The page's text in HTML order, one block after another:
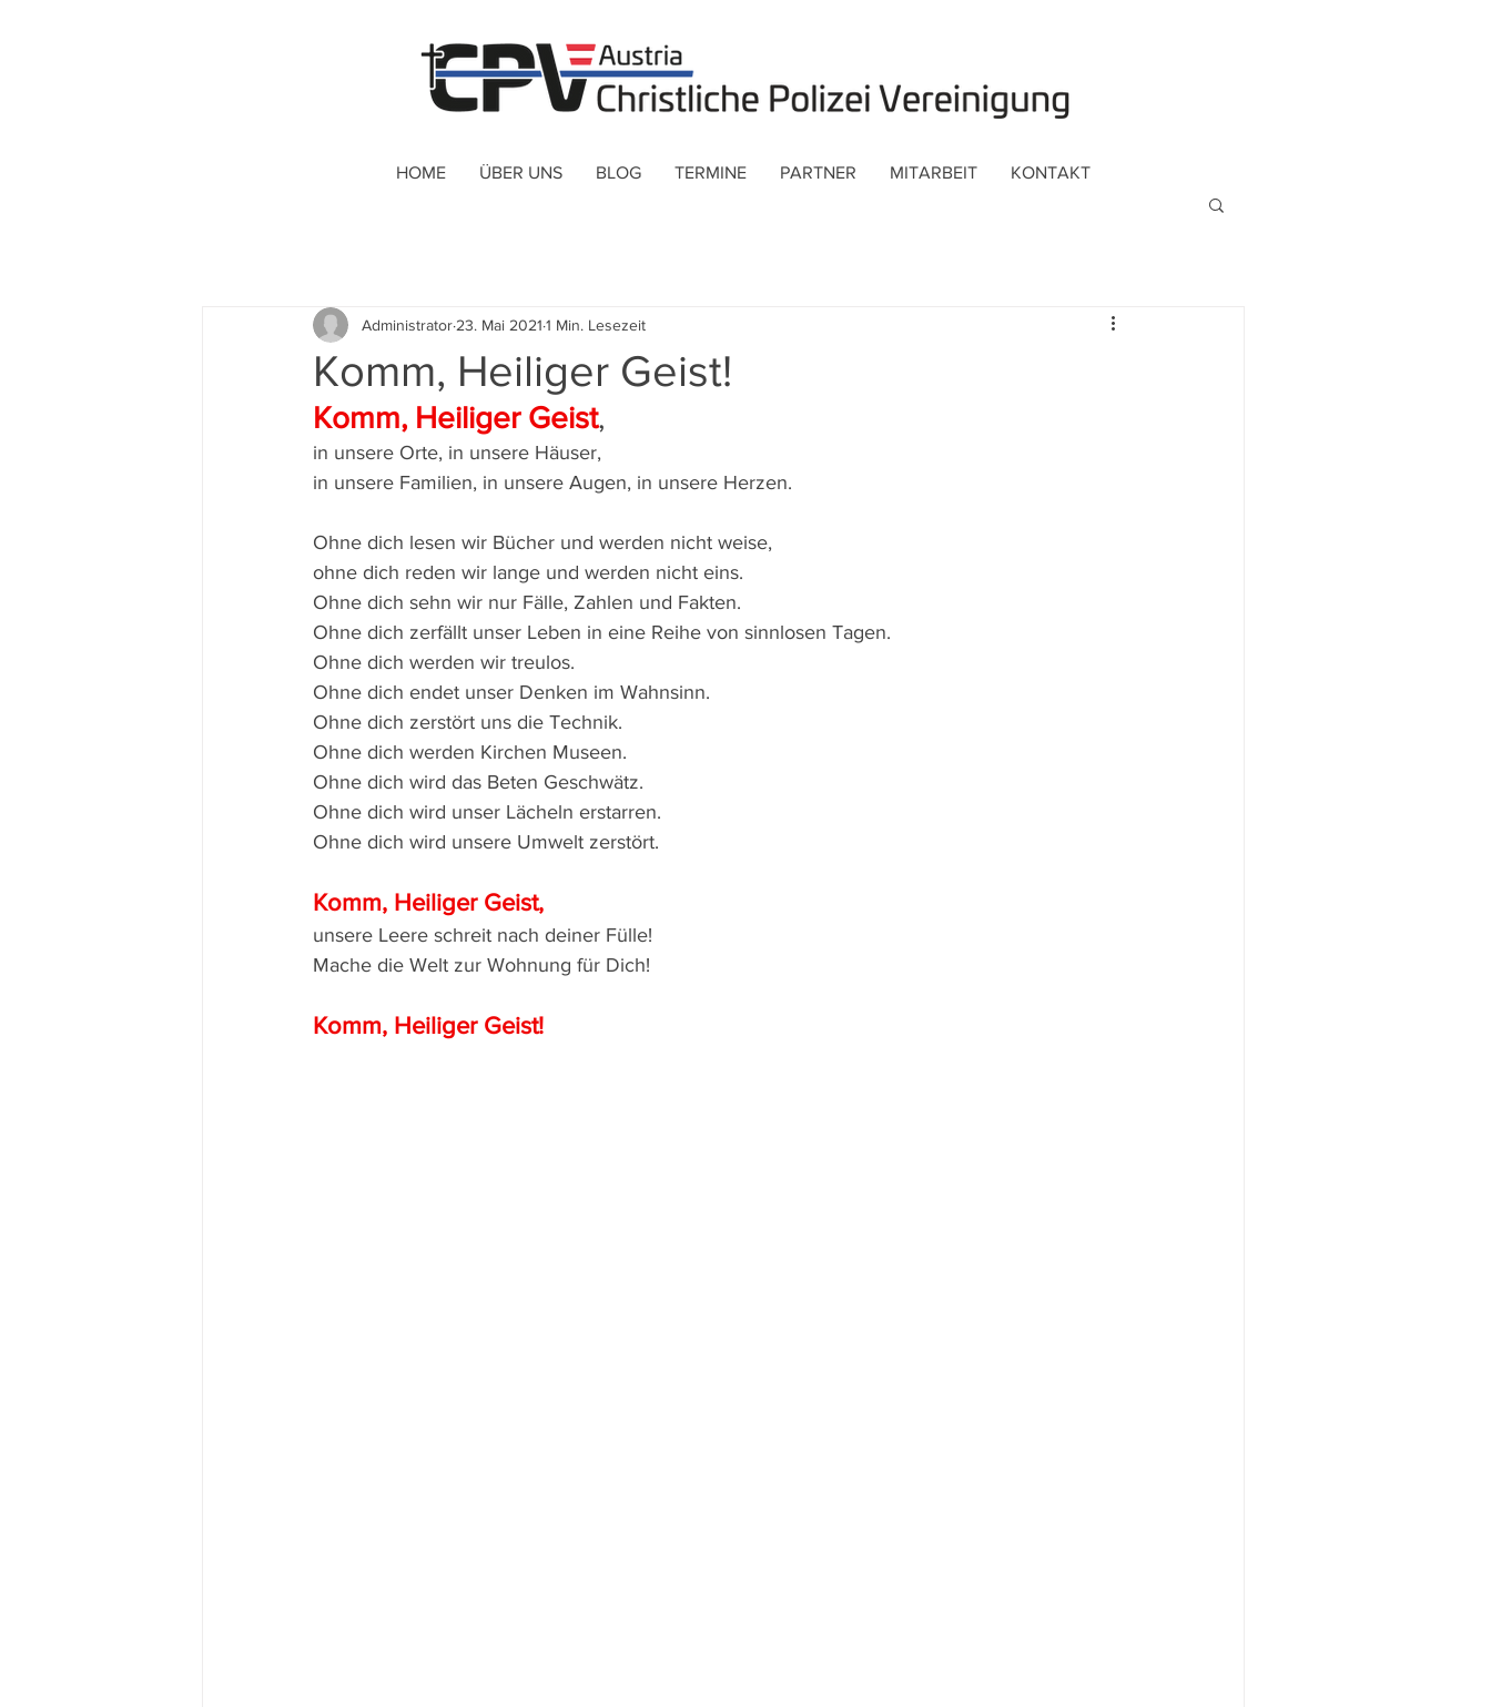
HOME ÜBER UNS BLOG TERMINE PARTNER MITARBEIT KONTAKT
Komm, Heiliger Geist!
Administrator 23. Mai 2021 1 Min. Lesezeit
Komm, Heiliger Geist,
in unsere Orte, in unsere Häuser,
in unsere Familien, in unsere Augen, in unsere Herzen.
Ohne dich lesen wir Bücher und werden nicht weise,
ohne dich reden wir lange und werden nicht eins.
Ohne dich sehn wir nur Fälle, Zahlen und Fakten.
Ohne dich zerfällt unser Leben in eine Reihe von sinnlosen Tagen.
Ohne dich werden wir treulos.
Ohne dich endet unser Denken im Wahnsinn.
Ohne dich zerstört uns die Technik.
Ohne dich werden Kirchen Museen.
Ohne dich wird das Beten Geschwätz.
Ohne dich wird unser Lächeln erstarren.
Ohne dich wird unsere Umwelt zerstört.
Komm, Heiliger Geist,
unsere Leere schreit nach deiner Fülle!
Mache die Welt zur Wohnung für Dich!
Komm, Heiliger Geist!